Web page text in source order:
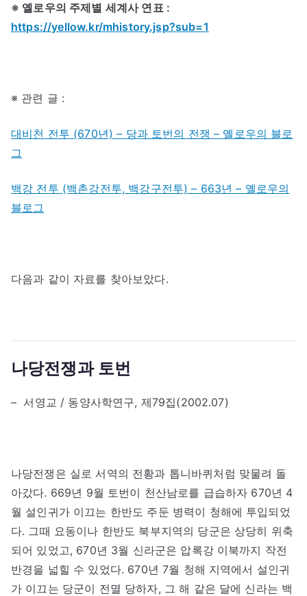
※ 옐로우의 주제별 세계사 연표 :
https://yellow.kr/mhistory.jsp?sub=1
※ 관련 글 :
대비천 전투 (670년) – 당과 토번의 전쟁 – 옐로우의 블로
그
백강 전투 (백촌강전투, 백강구전투) – 663년 – 옐로우의
블로그
다음과 같이 자료를 찾아보았다.
나당전쟁과 토번
– 서영교 / 동양사학연구, 제79집(2002.07)
나당전쟁은 실로 서역의 전황과 톱니바퀴처럼 맞물려 돌
아갔다. 669년 9월 토번이 천산남로를 급습하자 670년 4
월 설인귀가 이끄는 한반도 주둔 병력이 청해에 투입되었
다. 그때 요동이나 한반도 북부지역의 당군은 상당히 위축
되어 있었고, 670년 3월 신라군은 압록강 이북까지 작전
반경을 넓힐 수 있었다. 670년 7월 청해 지역에서 설인귀
가 이끄는 당군이 전멸 당하자, 그 해 같은 달에 신라는 백